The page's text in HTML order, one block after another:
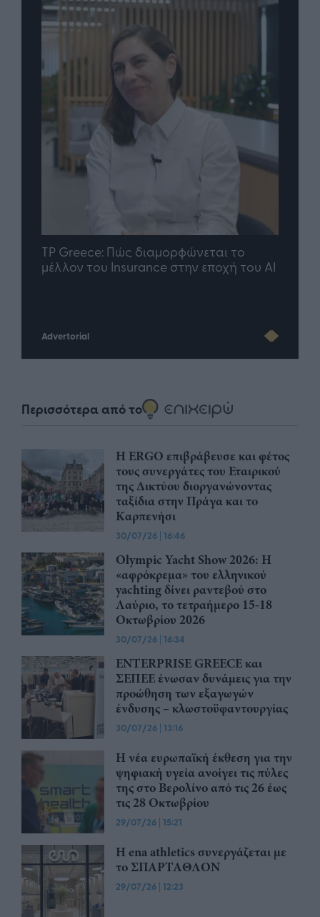
TP Greece: Πώς διαμορφώνεται το
μέλλον του Insurance στην εποχή του AI
Advertorial
Περισσότερα από το
Η ERGO επιβράβευσε και φέτος
τους συνεργάτες του Εταιρικού
της Δικτύου διοργανώνοντας
ταξίδια στην Πράγα και το
Καρπενήσι
30/07/26 | 16:46
Olympic Yacht Show 2026: Η
«αφρόκρεμα» του ελληνικού
yachting δίνει ραντεβού στο
Λαύριο, το τετραήμερο 15-18
Οκτωβρίου 2026
30/07/26 | 16:34
ENTERPRISE GREECE και
ΣΕΠΕΕ ένωσαν δυνάμεις για την
προώθηση των εξαγωγών
ένδυσης – κλωστοϋφαντουργίας
30/07/26 | 13:16
Η νέα ευρωπαϊκή έκθεση για την
ψηφιακή υγεία ανοίγει τις πύλες
της στο Βερολίνο από τις 26 έως
τις 28 Οκτωβρίου
29/07/26 | 15:21
Η ena athletics συνεργάζεται με
το ΣΠΑΡΤΑΘΛΟΝ
29/07/26 | 12:23